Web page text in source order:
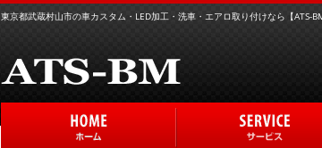
東京都武蔵村山市の車カスタム・LED加工・洗車・エアロ取り付けなら【ATS-